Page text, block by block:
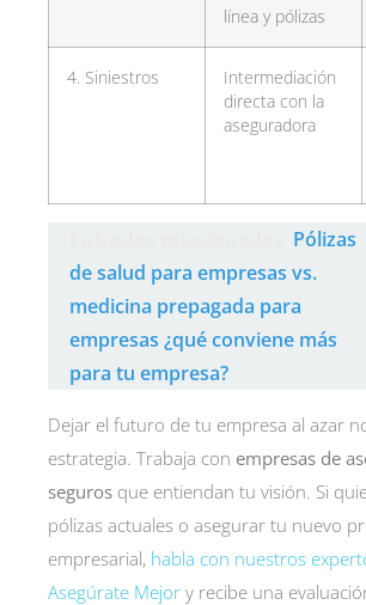
línea y pólizas
4. Siniestros
Intermediación
directa con la
aseguradora
Pólizas
de salud para empresas vs.
medicina prepagada para
empresas ¿qué conviene más
para tu empresa?
Dejar el futuro de tu empresa al azar
estrategia. Trabaja con empresas de
seguros que entiendan tu visión. Si
pólizas actuales o asegurar tu nuevo
empresarial, habla con nuestros
Asegúrate Mejor y recibe una